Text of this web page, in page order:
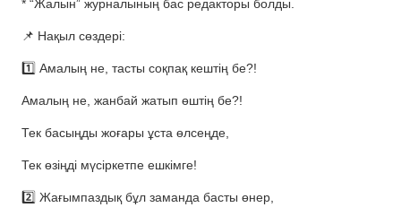
* “Жалын” журналының бас редакторы болды.
📌 Нақыл сөздері:
1️⃣ Амалың не, тасты соқпақ кештің бе?!
Амалың не, жанбай жатып өштің бе?!
Тек басыңды жоғары ұста өлсеңде,
Тек өзіңді мүсіркетпе ешкімге!
2️⃣ Жағымпаздық бұл заманда басты өнер,